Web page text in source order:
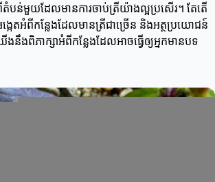
ពីតំបន់មួយដែលមានការចាប់ត្រីយ៉ាងល្អប្រសើរ។ តែតើ
េតអំពីកន្លែងដែលមានត្រីជាច្រើន និងអត្ថប្រយោជន៍
នឹងពិភាក្សាអំពីកន្លែងដែលអាចធ្វើឲ្យអ្នកមានបទ